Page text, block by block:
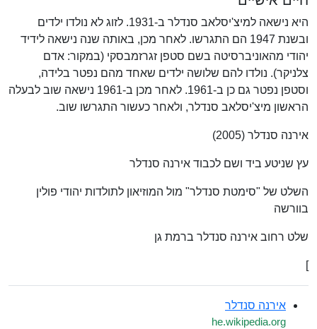
היא נישאה למיצ'יסלאב סנדלר ב-1931. לזוג לא נולדו ילדים
ובשנת 1947 הם התגרשו. לאחר מכן, באותה שנה נישאה לידיד
יהודי מהאוניברסיטה בשם סטפן זגרזמבסקי (במקור: אדם
צלניקר). נולדו להם שלושה ילדים שאחד מהם נפטר בלידה,
וסטפן נפטר גם כן ב-1961. לאחר מכן ב-1961 נישאה שוב לבעלה
הראשון מיצ'יסלאב סנדלר, ולאחר כעשור התגרשו שוב.
אירנה סנדלר (2005)
עץ שניטע ביד ושם לכבוד אירנה סנדלר
השלט של "סימטת סנדלר" מול המוזיאון לתולדות יהודי פולין
בוורשה
שלט רחוב אירנה סנדלר ברמת גן
]
אירנה סנדלר
he.wikipedia.org